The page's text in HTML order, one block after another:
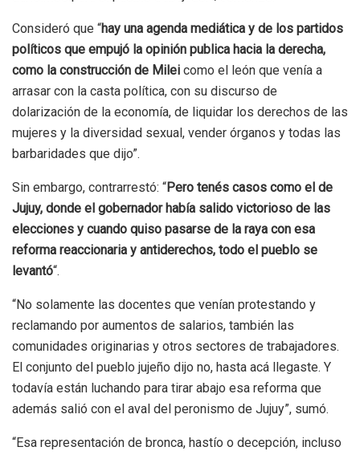
Consideró que “hay una agenda mediática y de los partidos
políticos que empujó la opinión publica hacia la derecha,
como la construcción de Milei como el león que venía a
arrasar con la casta política, con su discurso de
dolarización de la economía, de liquidar los derechos de las
mujeres y la diversidad sexual, vender órganos y todas las
barbaridades que dijo”.
Sin embargo, contrarrestó: “Pero tenés casos como el de
Jujuy, donde el gobernador había salido victorioso de las
elecciones y cuando quiso pasarse de la raya con esa
reforma reaccionaria y antiderechos, todo el pueblo se
levantó“.
“No solamente las docentes que venían protestando y
reclamando por aumentos de salarios, también las
comunidades originarias y otros sectores de trabajadores.
El conjunto del pueblo jujeño dijo no, hasta acá llegaste. Y
todavía están luchando para tirar abajo esa reforma que
además salió con el aval del peronismo de Jujuy”, sumó.
“Esa representación de bronca, hastío o decepción, incluso